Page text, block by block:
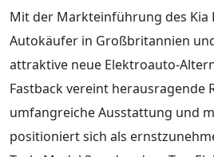
Mit der Markteinführung des Kia
Autokäufer in Großbritannien
attraktive neue Elektroauto-
Fastback vereint herausragende
umfangreiche Ausstattung und
positioniert sich als